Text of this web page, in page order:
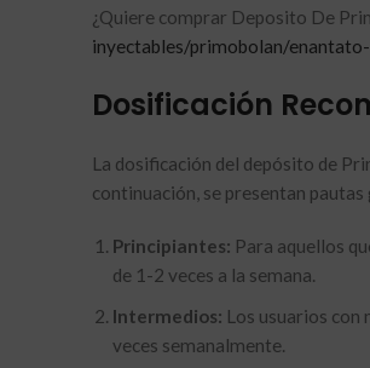
¿Quiere comprar Deposito De
inyectables/primobolan/
Dosificación
La dosificación del depósito de
continuación, se presentan pautas
Principiantes: Para aquellos
de 1-2 veces a la semana.
Intermedios: Los usuarios con
veces semanalmente.